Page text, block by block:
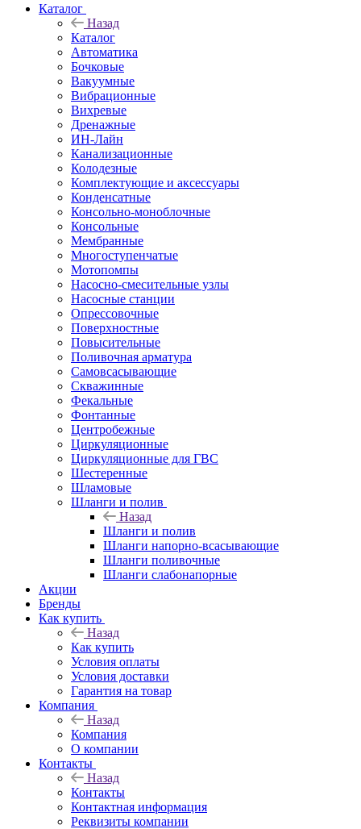
Каталог
Назад
Каталог
Автоматика
Бочковые
Вакуумные
Вибрационные
Вихревые
Дренажные
ИН-Лайн
Канализационные
Колодезные
Комплектующие и аксессуары
Конденсатные
Консольно-моноблочные
Консольные
Мембранные
Многоступенчатые
Мотопомпы
Насосно-смесительные узлы
Насосные станции
Опрессовочные
Поверхностные
Повысительные
Поливочная арматура
Самовсасывающие
Скважинные
Фекальные
Фонтанные
Центробежные
Циркуляционные
Циркуляционные для ГВС
Шестеренные
Шламовые
Шланги и полив
Назад
Шланги и полив
Шланги напорно-всасывающие
Шланги поливочные
Шланги слабонапорные
Акции
Бренды
Как купить
Назад
Как купить
Условия оплаты
Условия доставки
Гарантия на товар
Компания
Назад
Компания
О компании
Контакты
Назад
Контакты
Контактная информация
Реквизиты компании